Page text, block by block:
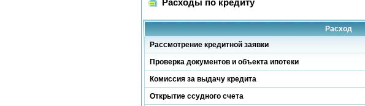
Расходы по кредиту
Расход
Рассмотрение кредитной заявки
Проверка документов и объекта ипотеки
Комиссия за выдачу кредита
Открытие ссудного счета